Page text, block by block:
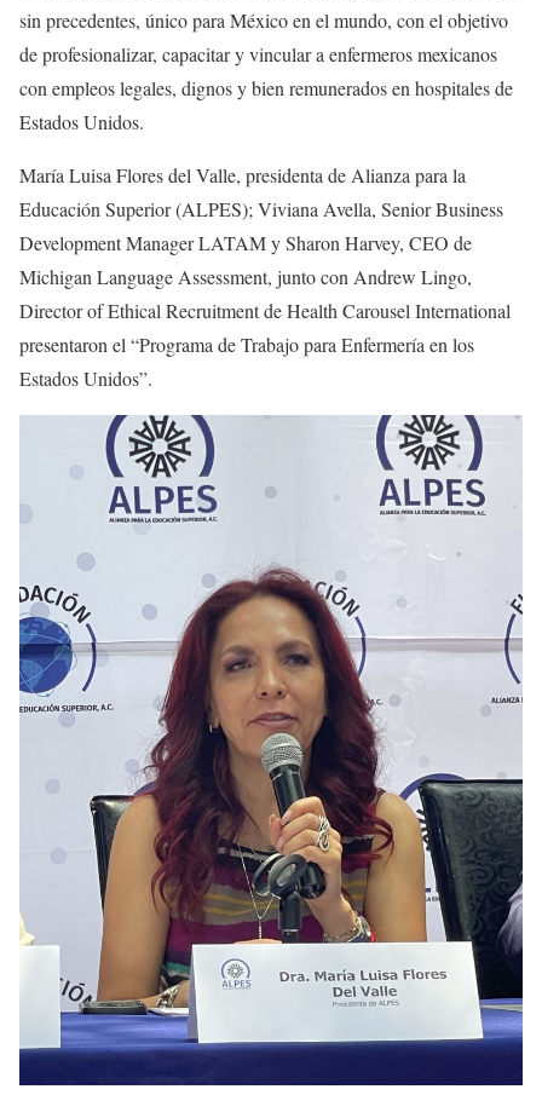
sin precedentes, único para México en el mundo, con el objetivo
de profesionalizar, capacitar y vincular a enfermeros mexicanos
con empleos legales, dignos y bien remunerados en hospitales de
Estados Unidos.
María Luisa Flores del Valle, presidenta de Alianza para la
Educación Superior (ALPES); Viviana Avella, Senior Business
Development Manager LATAM y Sharon Harvey, CEO de
Michigan Language Assessment, junto con Andrew Lingo,
Director of Ethical Recruitment de Health Carousel International
presentaron el “Programa de Trabajo para Enfermería en los
Estados Unidos”.